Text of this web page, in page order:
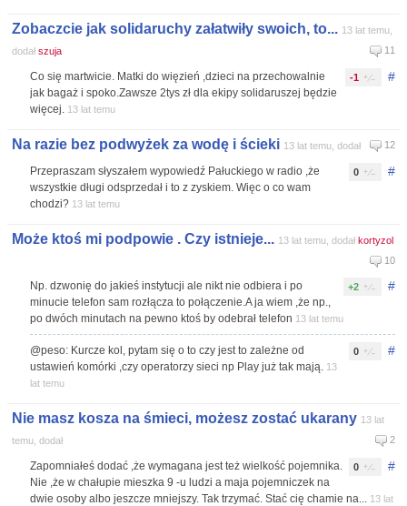
Zobaczcie jak solidaruchy załatwiły swoich, to... 13 lat temu,
dodał szuja 11
#
-1
Co się martwicie. Matki do więzień ,dzieci na przechowalnie
jak bagaż i spoko.Zawsze 2tys zł dla ekipy solidaruszej będzie
więcej. 13 lat temu
Na razie bez podwyżek za wodę i ścieki 13 lat temu, dodał 12
#
0
Przepraszam słyszałem wypowiedź Pałuckiego w radio ,że
wszystkie długi odsprzedał i to z zyskiem. Więc o co wam
chodzi? 13 lat temu
Może ktoś mi podpowie . Czy istnieje... 13 lat temu, dodał kortyzol
10
#
+2
Np. dzwonię do jakieś instytucji ale nikt nie odbiera i po
minucie telefon sam rozłącza to połączenie.A ja wiem ,że np.,
po dwóch minutach na pewno ktoś by odebrał telefon 13 lat temu
#
0
@peso: Kurcze kol, pytam się o to czy jest to zależne od
ustawień komórki ,czy operatorzy sieci np Play już tak mają. 13
lat temu
Nie masz kosza na śmieci, możesz zostać ukarany 13 lat
temu, dodał
2
#
0
Zapomniałeś dodać ,że wymagana jest też wielkość pojemnika.
Nie ,że w chałupie mieszka 9 -u ludzi a maja pojemniczek na
dwie osoby albo jeszcze mniejszy. Tak trzymać. Stać cię chamie na... 13 lat